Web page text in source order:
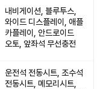
내비게이션, 블루투스,
와이드 디스플레이, 애플
카플레이, 안드로이드
오토, 앞좌석 무선충전
운전석 전동시트, 조수석
전동시트, 메모리시트,